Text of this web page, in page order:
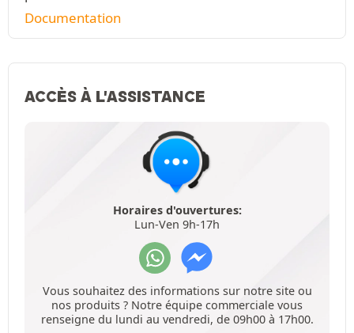
Documentation
ACCÈS À L'ASSISTANCE
Horaires d'ouvertures:
Lun-Ven 9h-17h
Vous souhaitez des informations sur notre site ou
nos produits ? Notre équipe commerciale vous
renseigne du lundi au vendredi, de 09h00 à 17h00.